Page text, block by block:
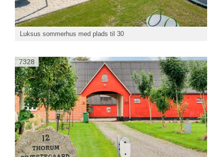
Luksus sommerhus med plads til 30
7328